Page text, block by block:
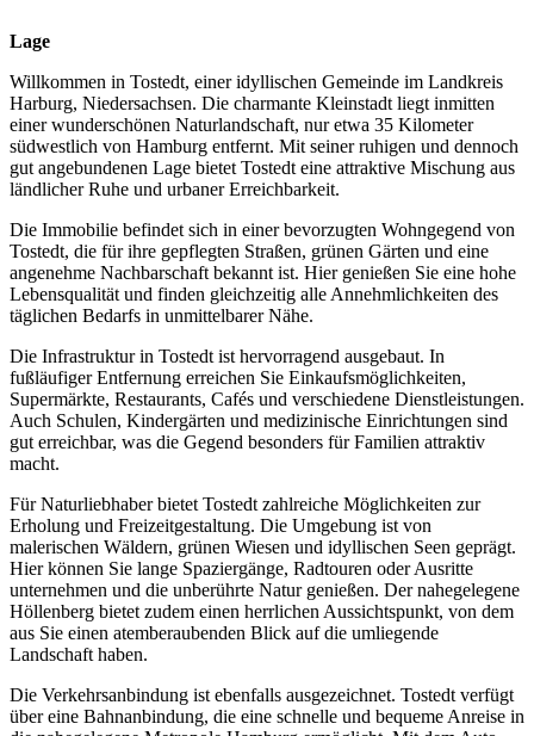
Lage
Willkommen in Tostedt, einer idyllischen Gemeinde im Landkreis
Harburg, Niedersachsen. Die charmante Kleinstadt liegt inmitten
einer wunderschönen Naturlandschaft, nur etwa 35 Kilometer
südwestlich von Hamburg entfernt. Mit seiner ruhigen und dennoch
gut angebundenen Lage bietet Tostedt eine attraktive Mischung aus
ländlicher Ruhe und urbaner Erreichbarkeit.
Die Immobilie befindet sich in einer bevorzugten Wohngegend von
Tostedt, die für ihre gepflegten Straßen, grünen Gärten und eine
angenehme Nachbarschaft bekannt ist. Hier genießen Sie eine hohe
Lebensqualität und finden gleichzeitig alle Annehmlichkeiten des
täglichen Bedarfs in unmittelbarer Nähe.
Die Infrastruktur in Tostedt ist hervorragend ausgebaut. In
fußläufiger Entfernung erreichen Sie Einkaufsmöglichkeiten,
Supermärkte, Restaurants, Cafés und verschiedene Dienstleistungen.
Auch Schulen, Kindergärten und medizinische Einrichtungen sind
gut erreichbar, was die Gegend besonders für Familien attraktiv
macht.
Für Naturliebhaber bietet Tostedt zahlreiche Möglichkeiten zur
Erholung und Freizeitgestaltung. Die Umgebung ist von
malerischen Wäldern, grünen Wiesen und idyllischen Seen geprägt.
Hier können Sie lange Spaziergänge, Radtouren oder Ausritte
unternehmen und die unberührte Natur genießen. Der nahegelegene
Höllenberg bietet zudem einen herrlichen Aussichtspunkt, von dem
aus Sie einen atemberaubenden Blick auf die umliegende
Landschaft haben.
Die Verkehrsanbindung ist ebenfalls ausgezeichnet. Tostedt verfügt
über eine Bahnanbindung, die eine schnelle und bequeme Anreise in